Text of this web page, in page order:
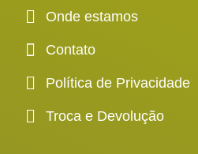
Onde estamos
Contato
Política de Privacidade
Troca e Devolução